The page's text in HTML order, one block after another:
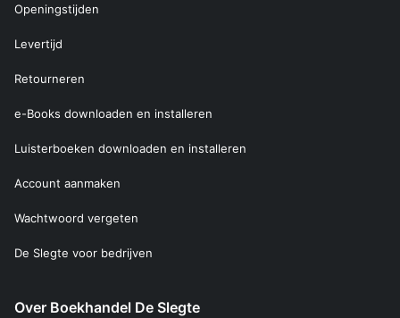
Openingstijden
Levertijd
Retourneren
e-Books downloaden en installeren
Luisterboeken downloaden en installeren
Account aanmaken
Wachtwoord vergeten
De Slegte voor bedrijven
Over Boekhandel De Slegte